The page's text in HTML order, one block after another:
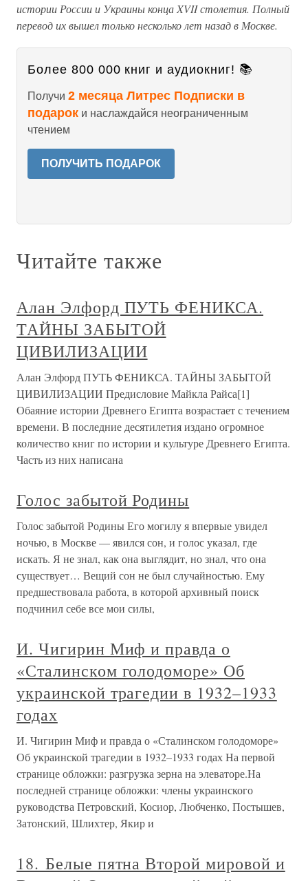
истории России и Украины конца XVII столетия. Полный
перевод их вышел только несколько лет назад в Москве.
Более 800 000 книг и аудиокниг! 📚
Получи 2 месяца Литрес Подписки в
подарок и наслаждайся неограниченным
чтением
ПОЛУЧИТЬ ПОДАРОК
Читайте также
Алан Элфорд ПУТЬ ФЕНИКСА.
ТАЙНЫ ЗАБЫТОЙ
ЦИВИЛИЗАЦИИ
Алан Элфорд ПУТЬ ФЕНИКСА. ТАЙНЫ ЗАБЫТОЙ
ЦИВИЛИЗАЦИИ Предисловие Майкла Райса[1]
Обаяние истории Древнего Египта возрастает с течением
времени. В последние десятилетия издано огромное
количество книг по истории и культуре Древнего Египта.
Часть из них написана
Голос забытой Родины
Голос забытой Родины Его могилу я впервые увидел
ночью, в Москве — явился сон, и голос указал, где
искать. Я не знал, как она выглядит, но знал, что она
существует… Вещий сон не был случайностью. Ему
предшествовала работа, в которой архивный поиск
подчинил себе все мои силы,
И. Чигирин Миф и правда о
«Сталинском голодоморе» Об
украинской трагедии в 1932–1933
годах
И. Чигирин Миф и правда о «Сталинском голодоморе»
Об украинской трагедии в 1932–1933 годах На первой
странице обложки: разгрузка зерна на элеваторе.На
последней странице обложки: члены украинского
руководства Петровский, Косиор, Любченко, Постышев,
Затонский, Шлихтер, Якир и
18. Белые пятна Второй мировой и